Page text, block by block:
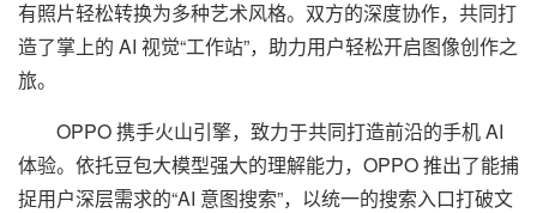
有照片轻松转换为多种艺术风格。双方的深度协作，共同打
造了掌上的 AI 视觉“工作站”，助力用户轻松开启图像创作之
旅。
OPPO 携手火山引擎，致力于共同打造前沿的手机 AI
体验。依托豆包大模型强大的理解能力，OPPO 推出了能捕
捉用户深层需求的“AI 意图搜索”，以统一的搜索入口打破文